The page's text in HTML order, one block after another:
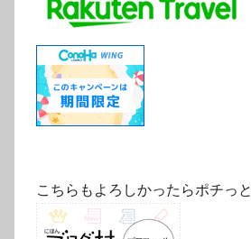
こちらもよろしかったらポチっと